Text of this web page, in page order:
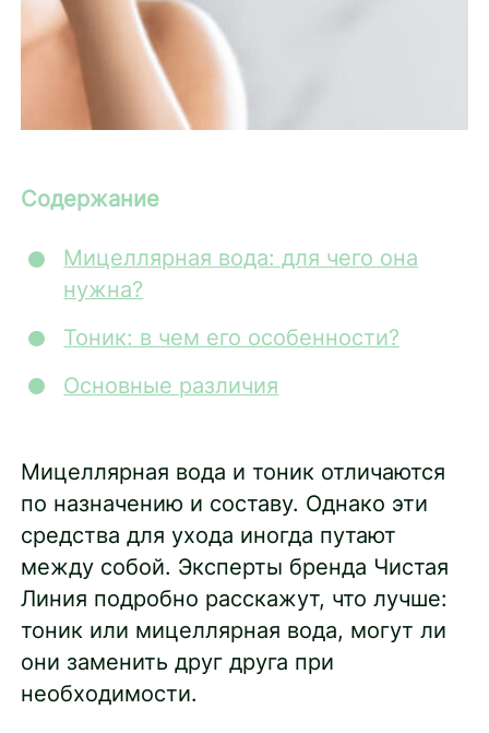
Содержание
Мицеллярная вода: для чего она
нужна?
Тоник: в чем его особенности?
Основные различия
Мицеллярная вода и тоник отличаются
по назначению и составу. Однако эти
средства для ухода иногда путают
между собой. Эксперты бренда Чистая
Линия подробно расскажут, что лучше:
тоник или мицеллярная вода, могут ли
они заменить друг друга при
необходимости.